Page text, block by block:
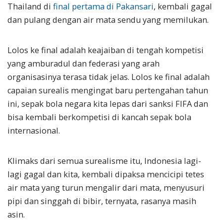
Thailand di final pertama di Pakansari, kembali gagal
dan pulang dengan air mata sendu yang memilukan.
Lolos ke final adalah keajaiban di tengah kompetisi
yang amburadul dan federasi yang arah
organisasinya terasa tidak jelas. Lolos ke final adalah
capaian surealis mengingat baru pertengahan tahun
ini, sepak bola negara kita lepas dari sanksi FIFA dan
bisa kembali berkompetisi di kancah sepak bola
internasional.
Klimaks dari semua surealisme itu, Indonesia lagi-
lagi gagal dan kita, kembali dipaksa mencicipi tetes
air mata yang turun mengalir dari mata, menyusuri
pipi dan singgah di bibir, ternyata, rasanya masih
asin.